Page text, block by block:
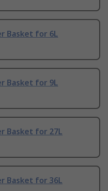
Basket for 6L
Basket for 9L
Basket for 27L
Basket for 36L